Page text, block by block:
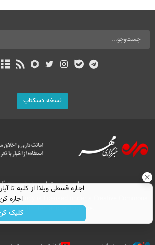
نسخه دسکتاپ
درباره ما تماس با ما
Agency is licensed under a Creative Commons
4.0 International License.
اجاره
کلیک